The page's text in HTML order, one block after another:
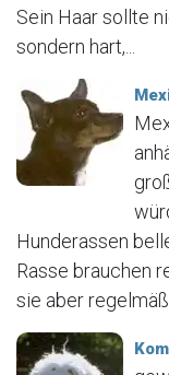
Sein Haar sollte
sondern hart,...
Hunderassen
Rasse brauchen
sie aber